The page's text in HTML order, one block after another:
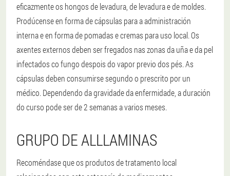
eficazmente os hongos de levadura, de levadura e de moldes.
Prodúcense en forma de cápsulas para a administración
interna e en forma de pomadas e cremas para uso local. Os
axentes externos deben ser fregados nas zonas da uña e da pel
infectados co fungo despois do vapor previo dos pés. As
cápsulas deben consumirse segundo o prescrito por un
médico. Dependendo da gravidade da enfermidade, a duración
do curso pode ser de 2 semanas a varios meses.
GRUPO DE ALLLAMINAS
Recoméndase que os produtos de tratamento local